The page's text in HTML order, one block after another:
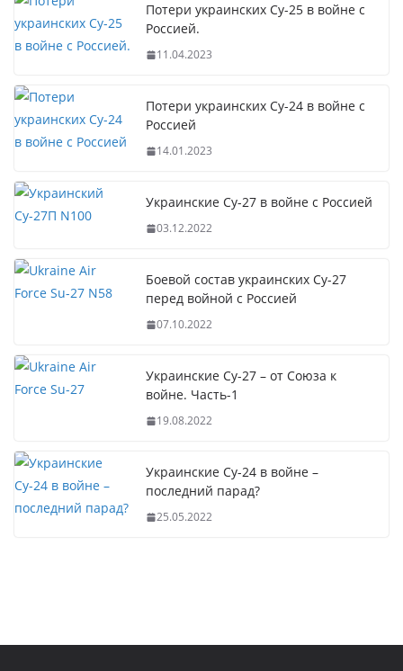
Потери украинских Су-25 в войне с
Россией.
11.04.2023
Потери украинских Су-24 в войне с
Россией
14.01.2023
Украинские Су-27 в войне с Россией
03.12.2022
Боевой состав украинских Су-27
перед войной с Россией
07.10.2022
Украинские Су-27 – от Союза к
войне. Часть-1
19.08.2022
Украинские Су-24 в войне –
последний парад?
25.05.2022